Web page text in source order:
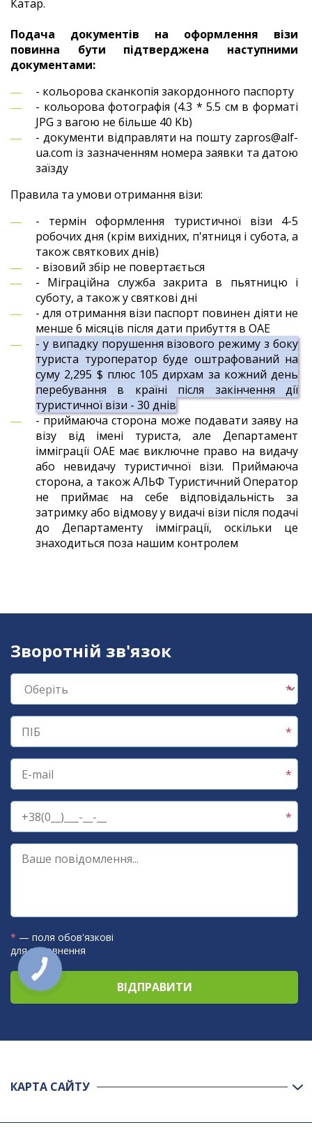
Катар.
Подача документів на оформлення візи
повинна бути підтверджена наступними
документами:
- кольорова сканкопія закордонного паспорту
- кольорова фотографія (4.3 * 5.5 см в форматі
JPG з вагою не більше 40 Kb)
- документи відправляти на пошту zapros@alf-
ua.com із зазначенням номера заявки та датою
заїзду
Правила та умови отримання візи:
- термін оформлення туристичної візи 4-5
робочих дня (крім вихідних, п'ятниця і субота, а
також святкових днів)
- візовий збір не повертається
- Міграційна служба закрита в пьятницю і
суботу, а також у святкові дні
- для отримання візи паспорт повинен діяти не
менше 6 місяців після дати прибуття в ОАЕ
- у випадку порушення візового режиму з боку
туриста туроператор буде оштрафований на
суму 2,295 $ плюс 105 дирхам за кожний день
перебування в країні після закінчення дії
туристичної візи - 30 днів
- приймаюча сторона може подавати заяву на
візу від імені туриста, але Департамент
імміграції ОАЕ має виключне право на видачу
або невидачу туристичної візи. Приймаюча
сторона, а також АЛЬФ Туристичний Оператор
не приймає на себе відповідальність за
затримку або відмову у видачі візи після подачі
до Департаменту імміграції, оскільки це
знаходиться поза нашим контролем
Зворотній зв'язок
* — поля обов'язкові
для заповнення
КАРТА САЙТУ